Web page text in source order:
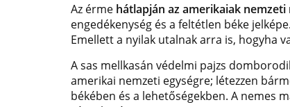
Az érme hátlapján az amerikaiak
engedékenység és a feltétlen béke
Emellett a nyilak utalnak arra is, hogyha
A sas mellkasán védelmi pajzs
amerikai nemzeti egységre; létezzen
békében és a lehetőségekben. A nemes